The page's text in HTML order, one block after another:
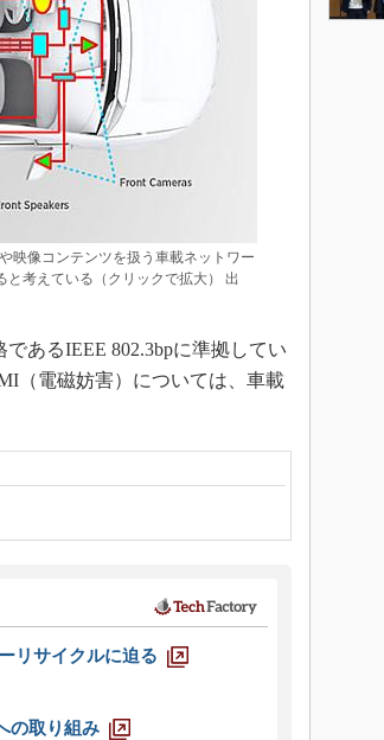
映像コンテンツを扱う車載ネットワー
と考えている（クリックで拡大） 出
あるIEEE 802.3bpに準拠してい
（電磁妨害）については、車載
リサイクルに迫る
の取り組み